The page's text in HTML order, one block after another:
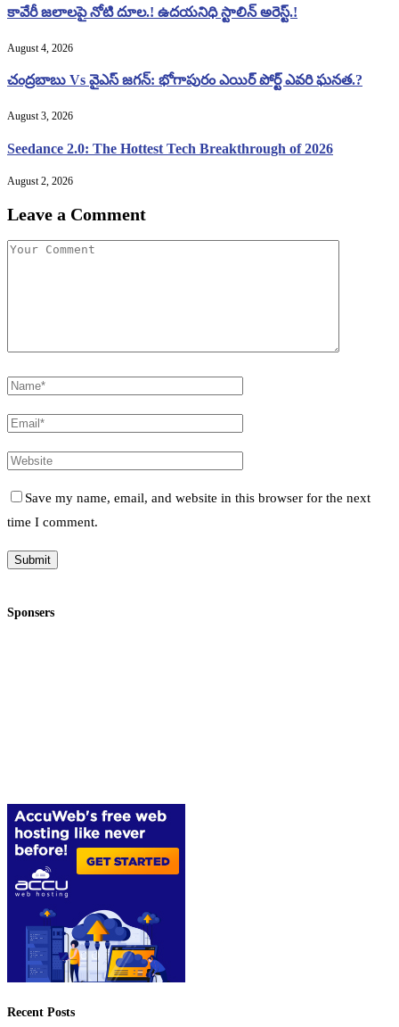
కావేరీ జలాలపై నోటి దూల.! ఉదయనిధి స్టాలిన్ అరెస్ట్.!
August 4, 2026
చంద్రబాబు Vs వైఎస్ జగన్: భోగాపురం ఎయిర్ పోర్ట్ ఎవరి ఘనత.?
August 3, 2026
Seedance 2.0: The Hottest Tech Breakthrough of 2026
August 2, 2026
Leave a Comment
Save my name, email, and website in this browser for the next
time I comment.
Sponsers
Recent Posts